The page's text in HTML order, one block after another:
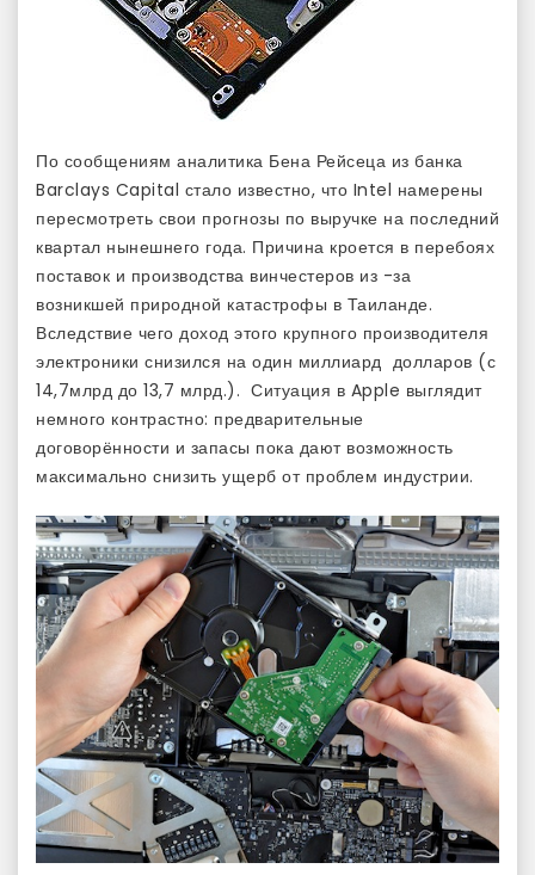
По сообщениям аналитика Бена Рейсеца из банка
Barclays Capital стало известно, что Intel намерены
пересмотреть свои прогнозы по выручке на последний
квартал нынешнего года. Причина кроется в перебоях
поставок и производства винчестеров из -за
возникшей природной катастрофы в Таиланде.
Вследствие чего доход этого крупного производителя
электроники снизился на один миллиард долларов (с
14,7млрд до 13,7 млрд.). Ситуация в Apple выглядит
немного контрастно: предварительные
договорённости и запасы пока дают возможность
максимально снизить ущерб от проблем индустрии.